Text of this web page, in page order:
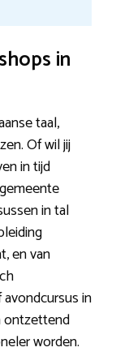
in
taal,
Of wil jij
in tijd
in tal
en van
in
ontzettend
worden.